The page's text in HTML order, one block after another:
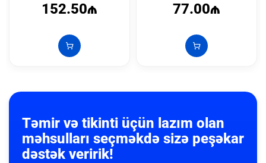
152.50₼ 77.00₼
Təmir və tikinti üçün lazım olan
məhsulları seçməkdə sizə peşəkar
dəstək veririk!